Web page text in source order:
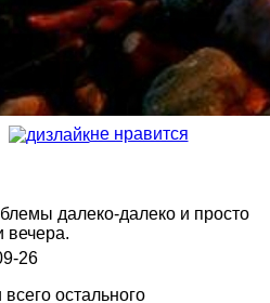
не нравится
далеко-далеко и просто
вечера.
26
остального